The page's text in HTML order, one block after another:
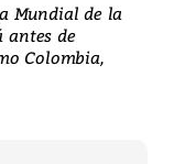
Mundial de la
antes de
Colombia,